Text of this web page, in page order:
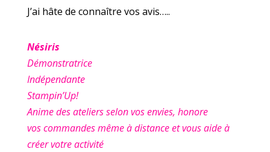
J’ai hâte de connaître vos avis…..
Nésiris
Démonstratrice
Indépendante
Stampin’Up!
Anime des ateliers selon vos envies, honore
vos commandes même à distance et vous aide à
créer votre activité